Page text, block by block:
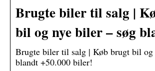
Brugte biler til salg |
bil og nye biler – søg
Brugte biler til salg | Køb brugt bil og
blandt +50.000 biler!